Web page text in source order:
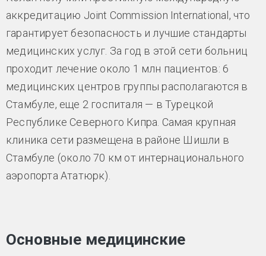
аккредитацию Joint Commission International, что
гарантирует безопасность и лучшие стандарты
медицинских услуг. За год в этой сети больниц
проходит лечение около 1 млн пациентов: 6
медицинских центров группы располагаются в
Стамбуле, еще 2 госпиталя — в Турецкой
Республике Северного Кипра. Самая крупная
клиника сети размещена в районе Шишли в
Стамбуле (около 70 км от интернационального
аэропорта Ататюрк).
Основные медицинские